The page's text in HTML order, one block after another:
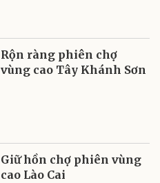
Rộn ràng phiên chợ
vùng cao Tây Khánh Sơn
Giữ hồn chợ phiên vùng
cao Lào Cai